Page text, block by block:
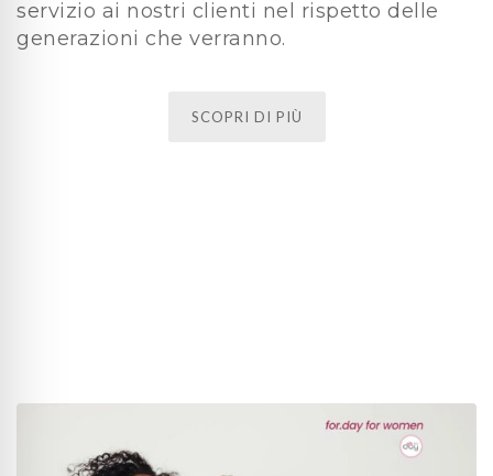
servizio ai nostri clienti nel rispetto delle
generazioni che verranno.
SCOPRI DI PIÙ